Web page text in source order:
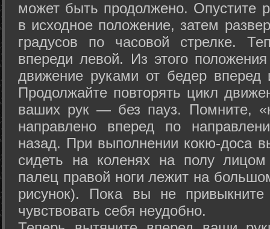
может быть продолжено. Опустите
в исходное положение, затем
градусов по часовой стрелке.
впереди левой. Из этого
движение руками от бедер вперед
Продолжайте повторять цикл
ваших рук — без пауз. Помните,
направлено вперед по
назад. При выполнении кокю-доса
сидеть на коленях на полу
палец правой ноги лежит на
рисунок). Пока вы не
чувствовать себя неудобно.